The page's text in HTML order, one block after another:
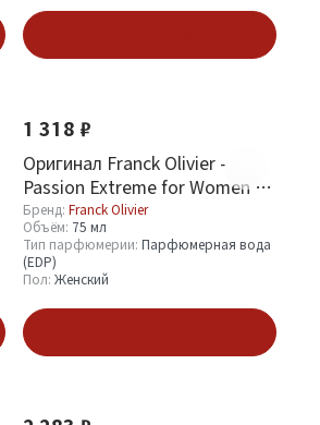
1 318 ₽
Оригинал Franck Olivier -
Passion Extreme for Women 75
ml
Бренд: Franck Olivier
Объём: 75 мл
Тип парфюмерии: Парфюмерная вода
(EDP)
Пол: Женский